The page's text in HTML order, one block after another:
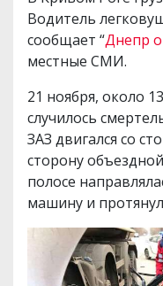
Водитель
сообщает “Днепр
местные СМИ.
21 ноября, около
случилось
ЗАЗ двигался со
сторону
полосе
машину и